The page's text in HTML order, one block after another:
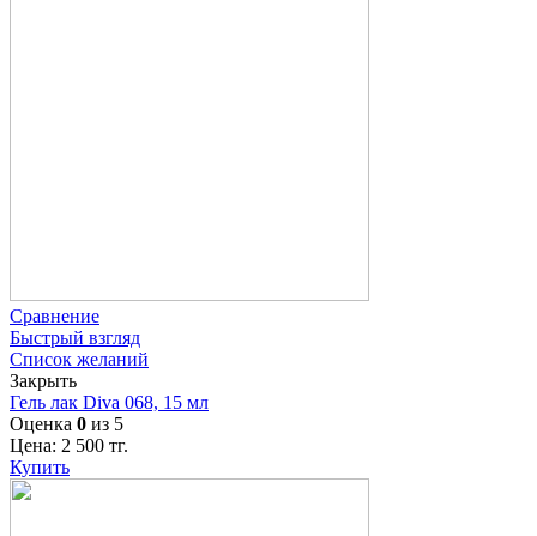
Сравнение
Быстрый взгляд
Список желаний
Закрыть
Гель лак Diva 068, 15 мл
Оценка 0 из 5
Цена: 2 500 тг.
Купить